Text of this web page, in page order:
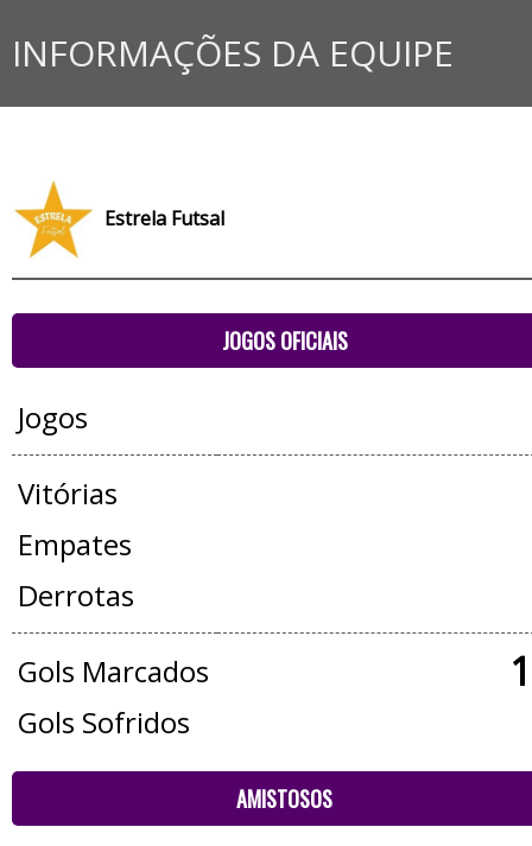
INFORMAÇÕES DA EQUIPE
Estrela Futsal
JOGOS OFICIAIS
Jogos
Vitórias
Empates
Derrotas
Gols Marcados
Gols Sofridos
AMISTOSOS